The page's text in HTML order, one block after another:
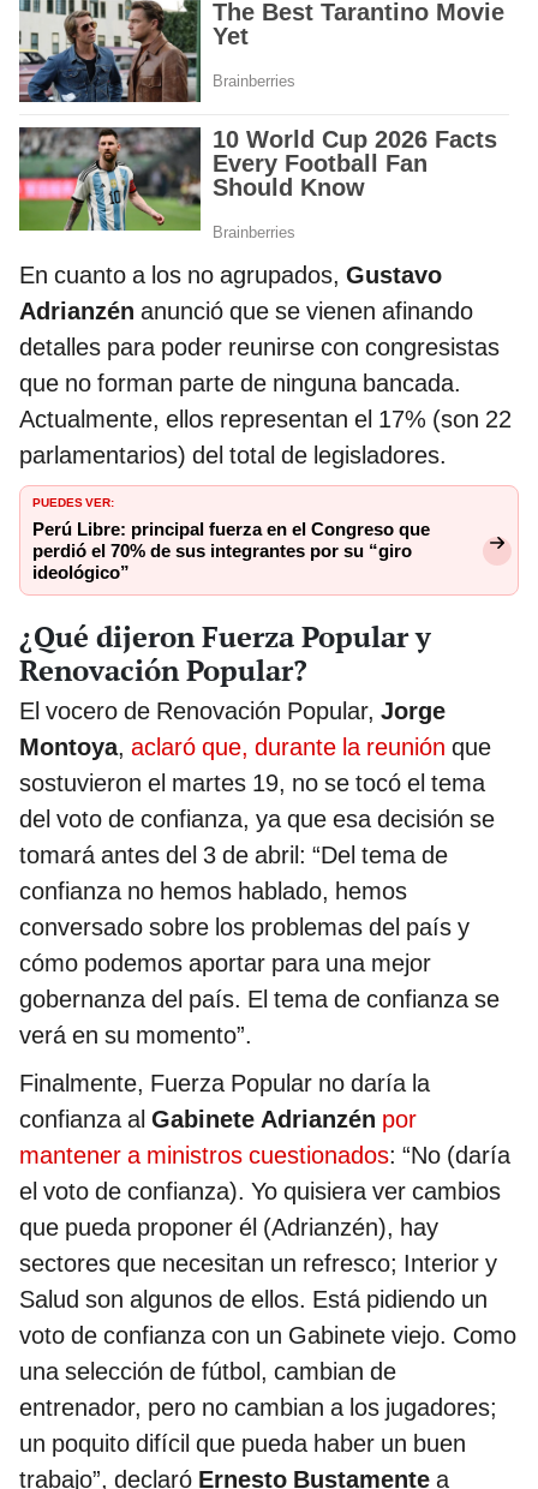
En cuanto a los no agrupados, Gustavo
Adrianzén anunció que se vienen afinando
detalles para poder reunirse con congresistas
que no forman parte de ninguna bancada.
Actualmente, ellos representan el 17% (son 22
parlamentarios) del total de legisladores.
PUEDES VER:
Perú Libre: principal fuerza en el Congreso que
perdió el 70% de sus integrantes por su “giro
ideológico”
¿Qué dijeron Fuerza Popular y
Renovación Popular?
El vocero de Renovación Popular, Jorge
Montoya, aclaró que, durante la reunión que
sostuvieron el martes 19, no se tocó el tema
del voto de confianza, ya que esa decisión se
tomará antes del 3 de abril: “Del tema de
confianza no hemos hablado, hemos
conversado sobre los problemas del país y
cómo podemos aportar para una mejor
gobernanza del país. El tema de confianza se
verá en su momento”.
Finalmente, Fuerza Popular no daría la
confianza al Gabinete Adrianzén por
mantener a ministros cuestionados: “No (daría
el voto de confianza). Yo quisiera ver cambios
que pueda proponer él (Adrianzén), hay
sectores que necesitan un refresco; Interior y
Salud son algunos de ellos. Está pidiendo un
voto de confianza con un Gabinete viejo. Como
una selección de fútbol, cambian de
entrenador, pero no cambian a los jugadores;
un poquito difícil que pueda haber un buen
trabajo”, declaró Ernesto Bustamente a